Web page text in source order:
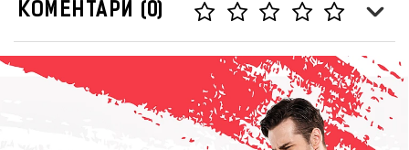
КОМЕНТАРИ (0)